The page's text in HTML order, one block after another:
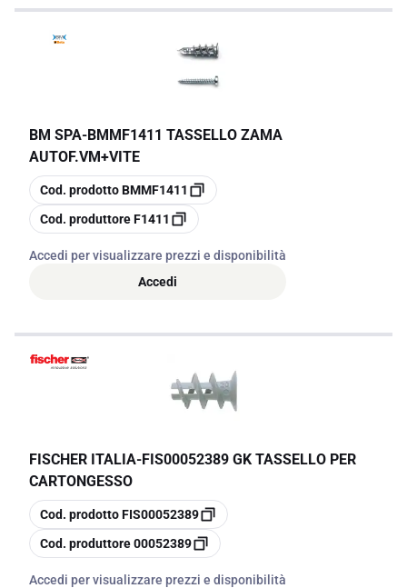
BM SPA-BMMF1411 TASSELLO ZAMA
AUTOF.VM+VITE
copia
Cod. prodottoBMMF1411
copia
Cod. produttoreF1411
Accedi per visualizzare prezzi e disponibilità
Accedi
FISCHER ITALIA-FIS00052389 GK TASSELLO PER
CARTONGESSO
copia
Cod. prodottoFIS00052389
copia
Cod. produttore00052389
Accedi per visualizzare prezzi e disponibilità